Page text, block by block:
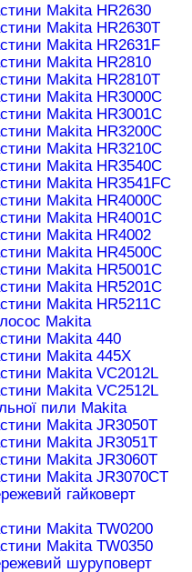
Makita HR2630
Makita HR2630T
Makita HR2631F
Makita HR2810
Makita HR2810T
Makita HR3000C
Makita HR3001C
Makita HR3200C
Makita HR3210C
Makita HR3540C
Makita HR3541FC
Makita HR4000C
Makita HR4001C
Makita HR4002
Makita HR4500C
Makita HR5001C
Makita HR5201C
Makita HR5211C
Makita
Makita 440
Makita 445X
Makita VC2012L
Makita VC2512L
пили Makita
Makita JR3050T
Makita JR3051T
Makita JR3060T
Makita JR3070CT
гайковерт
Makita TW0200
Makita TW0350
шуруповерт